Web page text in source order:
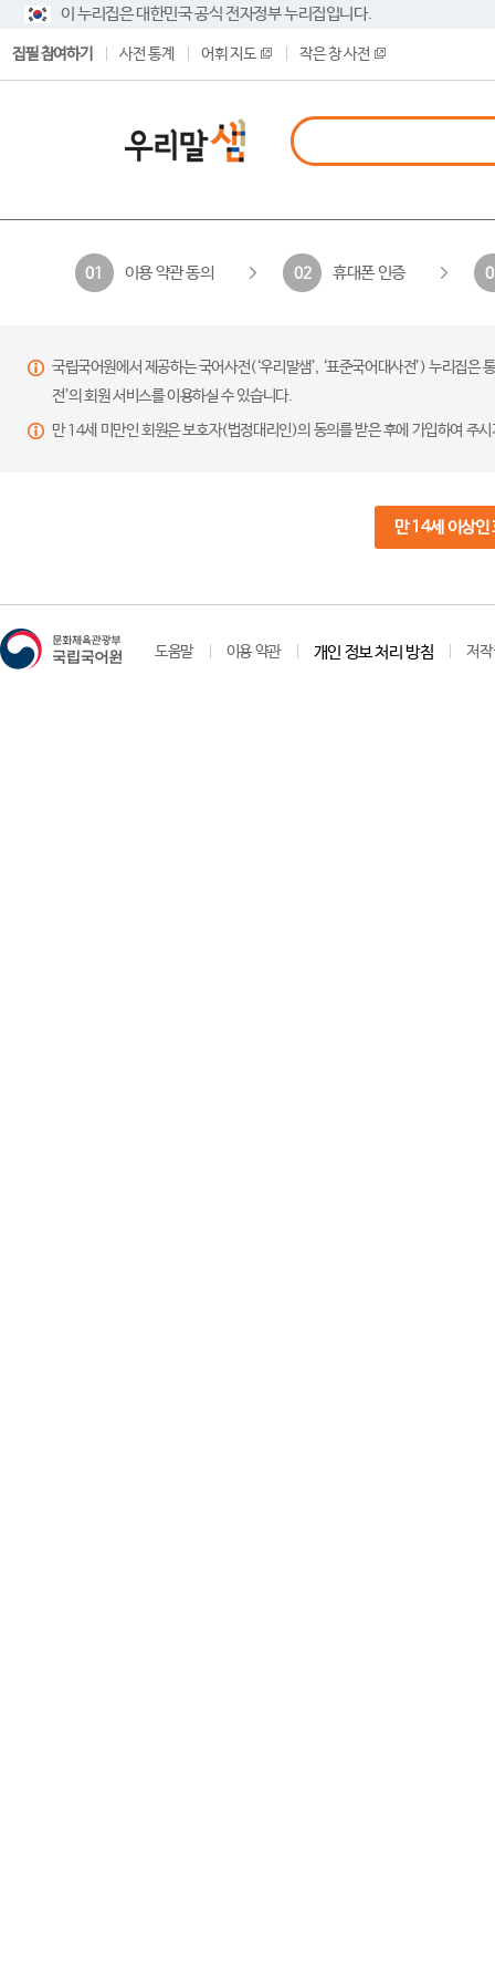
이 누리집은 대한민국 공식 전자정부 누리집입니다.
집필 참여하기 사전 통계 어휘 지도 작은 창 사전
01 이용 약관 동의 02 휴대폰 인증
국립국어원에서 제공하는 국어사전(‘우리말샘’, ‘표준국어대사전’) 누리집
전’의 회원 서비스를 이용하실 수 있습니다.
만 14세 미만인 회원은 보호자(법정대리인)의 동의를 받은 후에 가입하여 주
만 14세 이상인
도움말 이용 약관 개인 정보 처리 방침 저